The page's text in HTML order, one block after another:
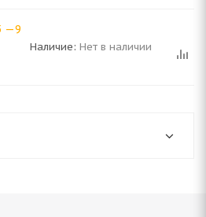
—9
Наличие: Нет в наличии